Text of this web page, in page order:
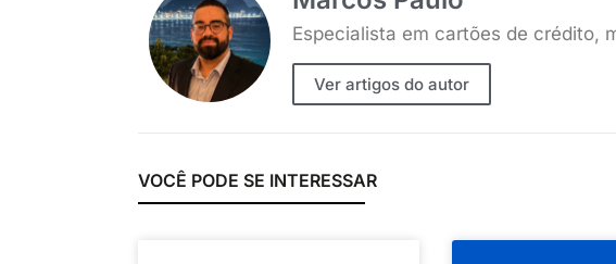
Especialista em cartões de crédito,
Ver artigos do autor
VOCÊ PODE SE INTERESSAR